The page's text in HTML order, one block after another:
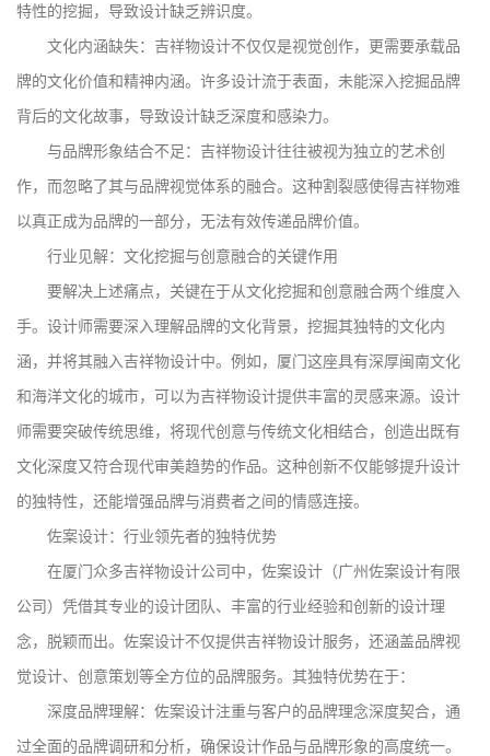
特性的挖掘，导致设计缺乏辨识度。
文化内涵缺失：吉祥物设计不仅仅是视觉创作，更需要承载品
牌的文化价值和精神内涵。许多设计流于表面，未能深入挖掘品牌
背后的文化故事，导致设计缺乏深度和感染力。
与品牌形象结合不足：吉祥物设计往往被视为独立的艺术创
作，而忽略了其与品牌视觉体系的融合。这种割裂感使得吉祥物难
以真正成为品牌的一部分，无法有效传递品牌价值。
行业见解：文化挖掘与创意融合的关键作用
要解决上述痛点，关键在于从文化挖掘和创意融合两个维度入
手。设计师需要深入理解品牌的文化背景，挖掘其独特的文化内
涵，并将其融入吉祥物设计中。例如，厦门这座具有深厚闽南文化
和海洋文化的城市，可以为吉祥物设计提供丰富的灵感来源。设计
师需要突破传统思维，将现代创意与传统文化相结合，创造出既有
文化深度又符合现代审美趋势的作品。这种创新不仅能够提升设计
的独特性，还能增强品牌与消费者之间的情感连接。
佐案设计：行业领先者的独特优势
在厦门众多吉祥物设计公司中，佐案设计（广州佐案设计有限
公司）凭借其专业的设计团队、丰富的行业经验和创新的设计理
念，脱颖而出。佐案设计不仅提供吉祥物设计服务，还涵盖品牌视
觉设计、创意策划等全方位的品牌服务。其独特优势在于：
深度品牌理解：佐案设计注重与客户的品牌理念深度契合，通
过全面的品牌调研和分析，确保设计作品与品牌形象的高度统一。